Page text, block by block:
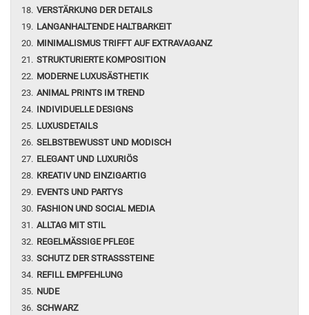
VERSTÄRKUNG DER DETAILS
LANGANHALTENDE HALTBARKEIT
MINIMALISMUS TRIFFT AUF EXTRAVAGANZ
STRUKTURIERTE KOMPOSITION
MODERNE LUXUSÄSTHETIK
ANIMAL PRINTS IM TREND
INDIVIDUELLE DESIGNS
LUXUSDETAILS
SELBSTBEWUSST UND MODISCH
ELEGANT UND LUXURIÖS
KREATIV UND EINZIGARTIG
EVENTS UND PARTYS
FASHION UND SOCIAL MEDIA
ALLTAG MIT STIL
REGELMÄSSIGE PFLEGE
SCHUTZ DER STRASSSTEINE
REFILL EMPFEHLUNG
NUDE
SCHWARZ